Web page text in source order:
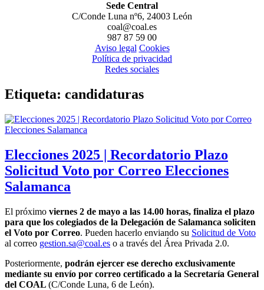
Sede Central
C/Conde Luna nº6, 24003 León
coal@coal.es
987 87 59 00
Aviso legal Cookies
Política de privacidad
Redes sociales
Etiqueta: candidaturas
Elecciones 2025 | Recordatorio Plazo
Solicitud Voto por Correo Elecciones
Salamanca
El próximo viernes 2 de mayo a las 14.00 horas, finaliza el plazo
para que los colegiados de la Delegación de Salamanca soliciten
el Voto por Correo. Pueden hacerlo enviando su Solicitud de Voto
al correo gestion.sa@coal.es o a través del Área Privada 2.0.
Posteriormente, podrán ejercer ese derecho exclusivamente
mediante su envío por correo certificado a la Secretaría General
del COAL (C/Conde Luna, 6 de León).